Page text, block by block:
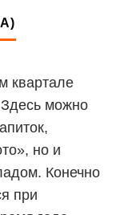
квартале
можно
но и
Конечно
при